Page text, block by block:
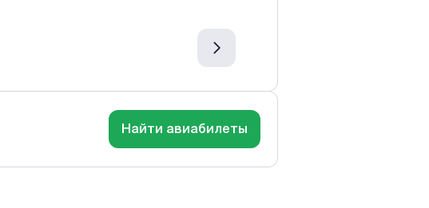
Найти авиабилеты